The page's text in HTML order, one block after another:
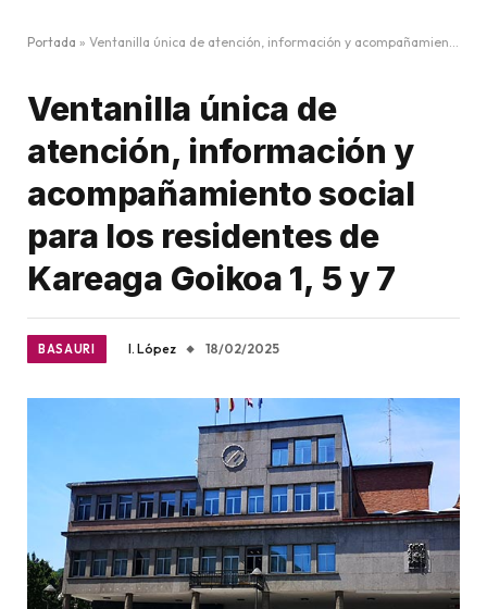
Portada » Ventanilla única de atención, información y acompañamiento social para los residentes de Kareaga Goikoa 1, 5 y 7
Ventanilla única de
atención, información y
acompañamiento social
para los residentes de
Kareaga Goikoa 1, 5 y 7
BASAURI I. López 18/02/2025